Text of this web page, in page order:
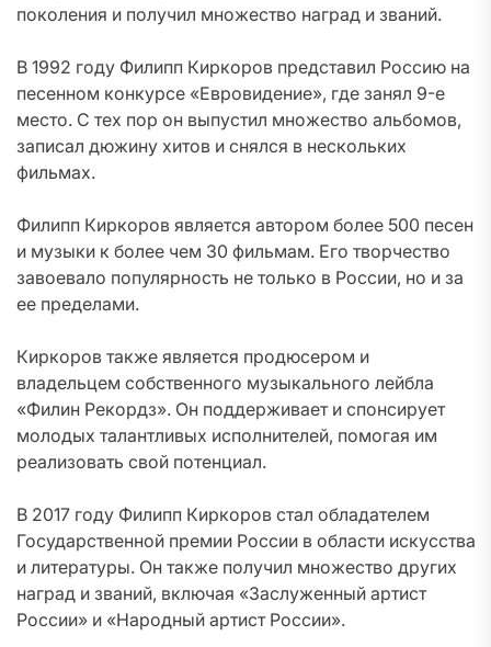
поколения и получил множество наград и званий.
В 1992 году Филипп Киркоров представил Россию на
песенном конкурсе «Евровидение», где занял 9-е
место. С тех пор он выпустил множество альбомов,
записал дюжину хитов и снялся в нескольких
фильмах.
Филипп Киркоров является автором более 500 песен
и музыки к более чем 30 фильмам. Его творчество
завоевало популярность не только в России, но и за
ее пределами.
Киркоров также является продюсером и
владельцем собственного музыкального лейбла
«Филин Рекордз». Он поддерживает и спонсирует
молодых талантливых исполнителей, помогая им
реализовать свой потенциал.
В 2017 году Филипп Киркоров стал обладателем
Государственной премии России в области искусства
и литературы. Он также получил множество других
наград и званий, включая «Заслуженный артист
России» и «Народный артист России».